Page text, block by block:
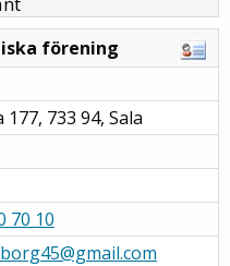
förening
177, 733 94, Sala
70 10